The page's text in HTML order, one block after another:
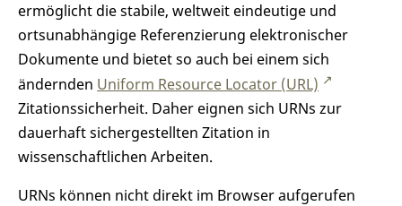
ermöglicht die stabile, weltweit eindeutige und
ortsunabhängige Referenzierung elektronischer
Dokumente und bietet so auch bei einem sich
ändernden Uniform Resource Locator (URL)
Zitationssicherheit. Daher eignen sich URNs zur
dauerhaft sichergestellten Zitation in
wissenschaftlichen Arbeiten.
URNs können nicht direkt im Browser aufgerufen